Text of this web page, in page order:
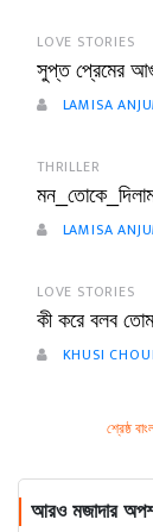
LOVE STORIES
সুপ্ত প্রেমের
LAMISA
THRILLER
LAMISA
LOVE STORIES
কী করে বলব
KHUSI
শ্রেষ্ঠ
আরও মজাদার